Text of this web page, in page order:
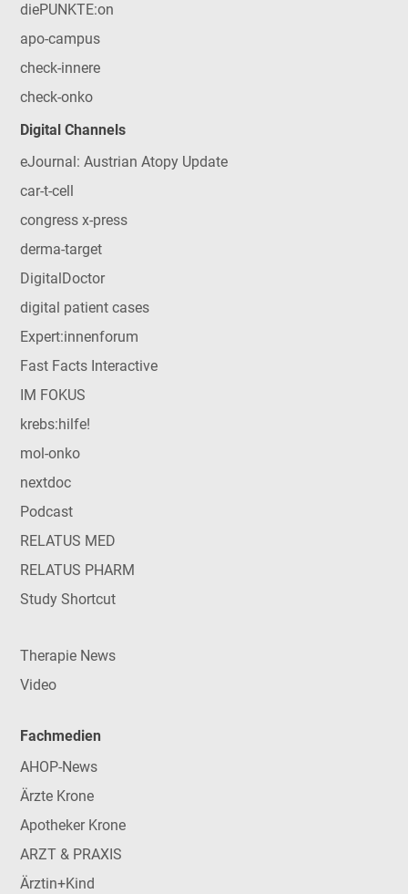
diePUNKTE:on
apo-campus
check-innere
check-onko
Digital Channels
eJournal: Austrian Atopy Update
car-t-cell
congress x-press
derma-target
DigitalDoctor
digital patient cases
Expert:innenforum
Fast Facts Interactive
IM FOKUS
krebs:hilfe!
mol-onko
nextdoc
Podcast
RELATUS MED
RELATUS PHARM
Study Shortcut
Therapie News
Video
Fachmedien
AHOP-News
Ärzte Krone
Apotheker Krone
ARZT & PRAXIS
Ärztin+Kind